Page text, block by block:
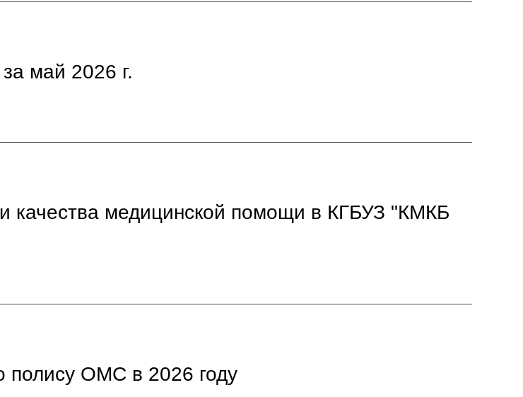
май 2026 г.
и качества медицинской помощи в КГБУЗ "КМКБ
полису ОМС в 2026 году